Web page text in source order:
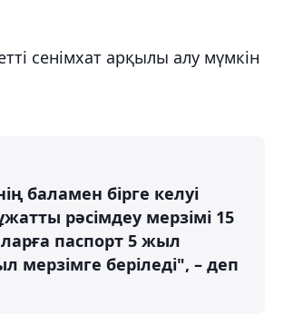
сенімхат арқылы алу мүмкін
баламен бірге келуі
рәсімдеу мерзімі 15
паспорт 5 жыл
мерзімге беріледі", – деп